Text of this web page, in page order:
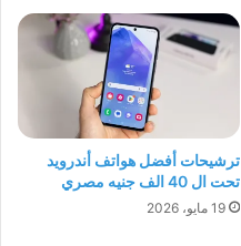
ترشيحات أفضل هواتف أندرويد
تحت ال 40 الف جنيه مصري
19 مايو، 2026